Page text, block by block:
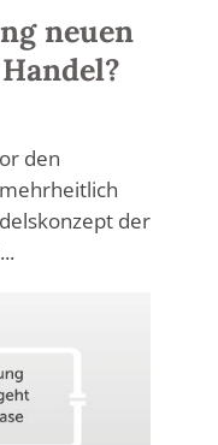
neuen
den
der